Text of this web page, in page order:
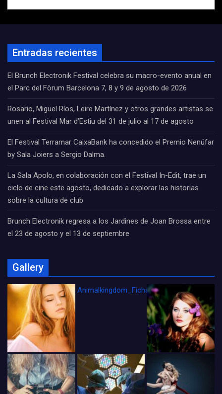
Entradas recientes
El Brunch Electronik Festival celebra su macro-evento anual en
el Parc del Fòrum Barcelona 7, 8 y 9 de agosto de 2026
Rosario, Miguel Ríos, Leire Martínez y otros grandes artistas se
unen al Festival Mar d’Estiu del 31 de julio al 17 de agosto
El Festival Terramar CaixaBank ha concedido el Premio Nenúfar
by Sala Joiers a Sergio Dalma.
La Sala Apolo, en colaboración con el Festival In-Edit, trae un
ciclo de cine este agosto, dedicado a explorar las historias
sobre la cultura de club
Brunch Electronik regresa a los Jardines de Joan Brossa entre
el 23 de agosto y el 13 de septiembre
Gallery
Animalkingdom_FichaCine